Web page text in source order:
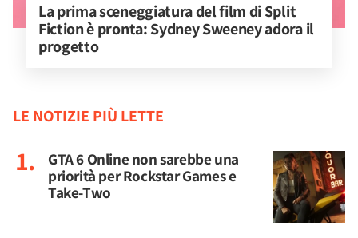
La prima sceneggiatura del film di Split
Fiction è pronta: Sydney Sweeney adora il
progetto
LE NOTIZIE PIÙ LETTE
GTA 6 Online non sarebbe una
priorità per Rockstar Games e
Take-Two